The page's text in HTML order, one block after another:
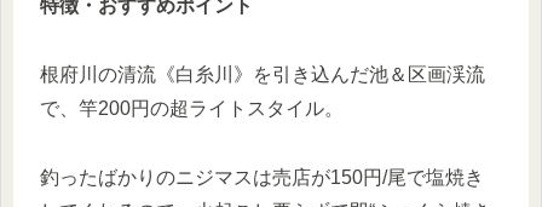
特徴・おすすめポイント
根府川の清流《白糸川》を引き込んだ池＆区画渓流
で、竿200円の超ライトスタイル。
釣ったばかりのニジマスは売店が150円/尾で塩焼き